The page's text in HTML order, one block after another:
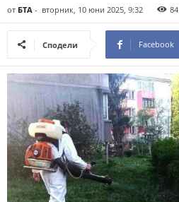
от БТА - вторник, 10 юни 2025, 9:32 84
Сподели Facebook